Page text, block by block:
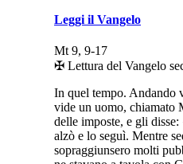
Leggi il Vangelo
Mt 9, 9-17
✠ Lettura del Vangelo
In quel tempo. Andando
vide un uomo, chiamato
delle imposte, e gli
alzò e lo seguì. Mentre
sopraggiunsero molti